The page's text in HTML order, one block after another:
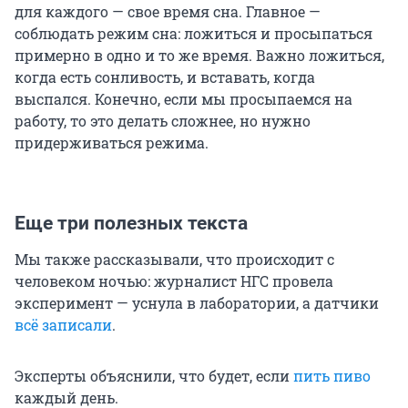
для каждого — свое время сна. Главное —
соблюдать режим сна: ложиться и просыпаться
примерно в одно и то же время. Важно ложиться,
когда есть сонливость, и вставать, когда
выспался. Конечно, если мы просыпаемся на
работу, то это делать сложнее, но нужно
придерживаться режима.
Еще три полезных текста
Мы также рассказывали, что происходит с
человеком ночью: журналист НГС провела
эксперимент — уснула в лаборатории, а датчики
всё записали.
Эксперты объяснили, что будет, еслипить пиво
каждый день.